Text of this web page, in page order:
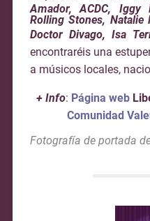
Amador, ACDC, Iggy
Rolling Stones, Natalie
Doctor Divago, Isa
encontraréis una
a músicos locales,
+ Info: Página web
Comunidad
Fotografía de portada